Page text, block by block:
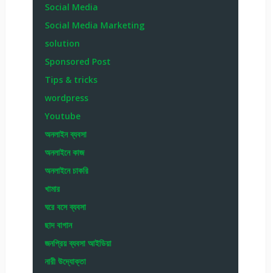
Social Media
Social Media Marketing
solution
Sponsored Post
Tips & tricks
wordpress
Youtube
অনলাইন ব্যবসা
অনলাইনে কাজ
অনলাইনে চাকরি
খামার
ঘরে বসে ব্যবসা
ছাদ বাগান
জনপ্রিয় ব্যবসা আইডিয়া
নারী উদ্যোক্তা